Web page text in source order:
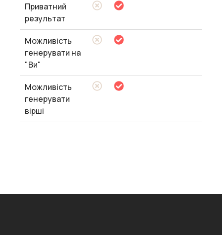
Приватний
результат
Можливість
генерувати на
"Ви"
Можливість
генерувати
вірші